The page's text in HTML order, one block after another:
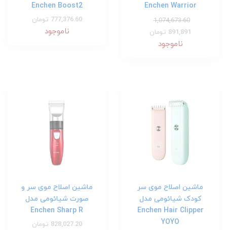
Enchen Warrior
1,074,673.60
891,891 تومان
ناموجود
Enchen Boost2
777,376.60 تومان
ناموجود
ماشین اصلاح موی سر
کودک شیائومی مدل
Enchen Hair Clipper
YOYO
ماشین اصلاح موی سر و
صورت شیائومی مدل
Enchen Sharp R
828,027.20 تومان